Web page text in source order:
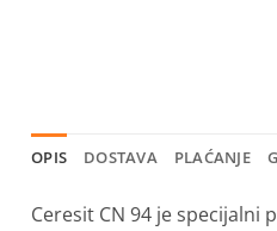
OPIS DOSTAVA PLAĆANJE
Ceresit CN 94 je